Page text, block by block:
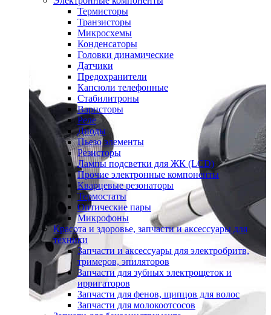
Термисторы
Транзисторы
Микросхемы
Конденсаторы
Головки динамические
Датчики
Предохранители
Капсюли телефонные
Стабилитроны
Варисторы
Реле
Диоды
Пьезо элементы
Резисторы
Лампы подсветки для ЖК (LCD)
Прочие электронные компоненты
Кварцевые резонаторы
Термостаты
Оптические пары
Микрофоны
Красота и здоровье, запчасти и аксессуары для
техники
Запчасти и аксессуары для электробритв,
тримеров, эпиляторов
Запчасти для зубных электрощеток и
ирригаторов
Запчасти для фенов, щипцов для волос
Запчасти для молокоотсосов